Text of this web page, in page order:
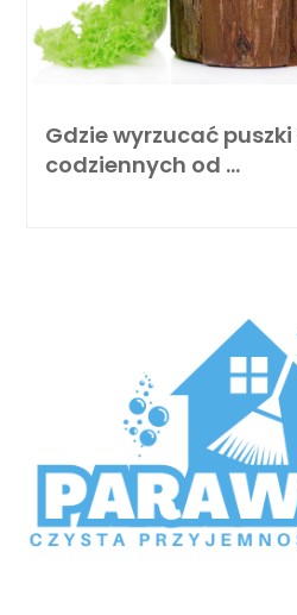
Gdzie wyrzucać
codziennych od …